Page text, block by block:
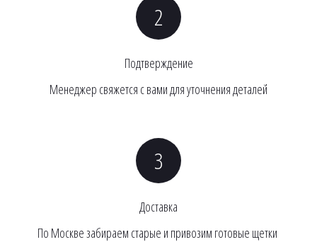
Подтверждение
Менеджер свяжется с вами для уточнения деталей
Доставка
По Москве забираем старые и привозим готовые щетки